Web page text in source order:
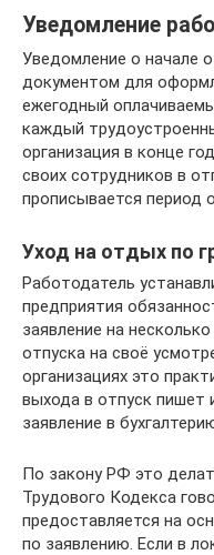
Уведомление
Уведомление о начале
документом для
ежегодный
каждый
организация в конце
своих сотрудников в
прописывается период
Уход на отдых по
Работодатель
предприятия
заявление на
отпуска на своё
организациях это
выхода в отпуск пишет
заявление в
По закону РФ это
Трудового Кодекса
предоставляется на
по заявлению. Если в